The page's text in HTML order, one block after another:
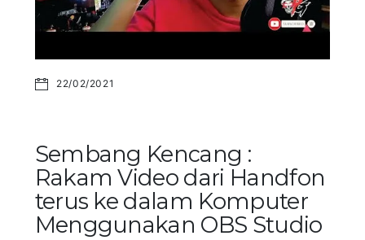
22/02/2021
Sembang Kencang :
Rakam Video dari Handfon
terus ke dalam Komputer
Menggunakan OBS Studio